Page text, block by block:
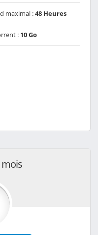
maximal :48 Heures
: 10 Go